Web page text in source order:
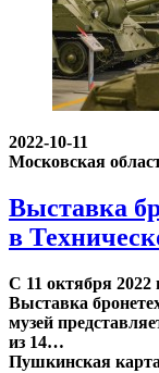
2022-10-11
Московская
Выставка
в
С 11 октября 2022
Выставка
музей
из 14…
Пушкинская карта